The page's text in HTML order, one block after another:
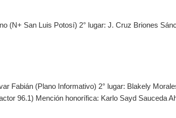
(N+ San Luis Potosí) 2° lugar: J. Cruz Briones
Fabián (Plano Informativo) 2° lugar: Blakely
96.1) Mención honorífica: Karlo Sayd Sauceda